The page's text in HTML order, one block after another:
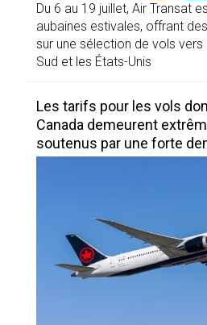
Du 6 au 19 juillet, Air Transat
aubaines estivales, offrant
sur une sélection de vols vers
Sud et les États-Unis
Les tarifs pour les vols
Canada demeurent
soutenus par une forte